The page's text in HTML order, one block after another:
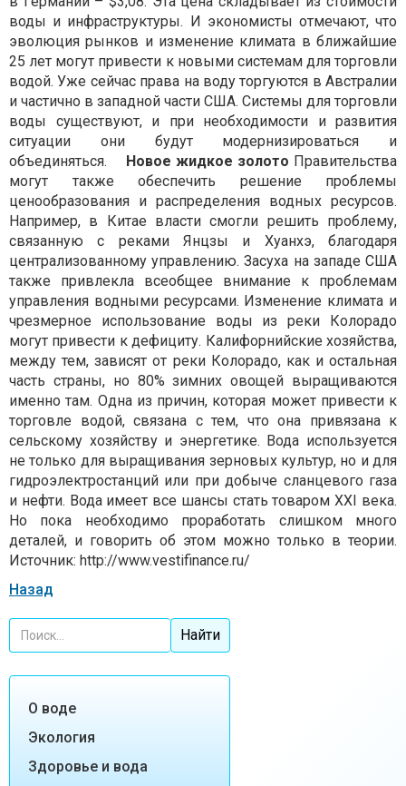
воды и инфраструктуры. И экономисты отмечают, что
эволюция рынков и изменение климата в ближайшие
25 лет могут привести к новыми системам для торговли
водой. Уже сейчас права на воду торгуются в Австралии
и частично в западной части США. Системы для торговли
воды существуют, и при необходимости и развития
ситуации они будут модернизироваться и
объединяться.
Новое жидкое золото Правительства
могут также обеспечить решение проблемы
ценообразования и распределения водных ресурсов.
Например, в Китае власти смогли решить проблему,
связанную с реками Янцзы и Хуанхэ, благодаря
централизованному управлению. Засуха на западе США
также привлекла всеобщее внимание к проблемам
управления водными ресурсами. Изменение климата и
чрезмерное использование воды из реки Колорадо
могут привести к дефициту. Калифорнийские хозяйства,
между тем, зависят от реки Колорадо, как и остальная
часть страны, но 80% зимних овощей выращиваются
именно там. Одна из причин, которая может привести к
торговле водой, связана с тем, что она привязана к
сельскому хозяйству и энергетике. Вода используется
не только для выращивания зерновых культур, но и для
гидроэлектростанций или при добыче сланцевого газа
и нефти. Вода имеет все шансы стать товаром XXI века.
Но пока необходимо проработать слишком много
деталей, и говорить об этом можно только в теории.
Источник: http://www.vestifinance.ru/
Назад
О воде
Экология
Здоровье и вода